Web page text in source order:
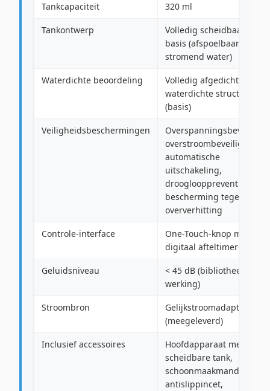
Tankcapaciteit 320 ml
Tankontwerp
Volledig scheidbaar van
basis (afspoelbaar onder
stromend water)
Waterdichte beoordeling
Volledig afgedichte
waterdichte structuur
(basis)
Veiligheidsbeschermingen
overstroombeveiliging,
automatische
uitschakeling,
drooglooppreventie,
bescherming tegen
oververhitting
Controle-interface
One-Touch-knop met
digitaal afteltimerdisplay
Geluidsniveau
< 45 dB (bibliotheekstille
werking)
Stroombron
Gelijkstroomadapter
(meegeleverd)
Inclusief accessoires
Hoofdapparaat met
scheidbare tank,
schoonmaakmand,
antislippincet,